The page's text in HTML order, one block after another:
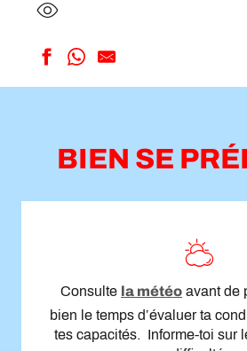
Les Ruinettes - Cabane Mont Fort
Levron - Col du Tronc - Col du Lein
Lourtier – Posodziet - Champsec
La Crevasse
Champsec - Lourtier
BIEN SE
Consulte la météo avant de
bien le temps d’évaluer ta
tes capacités. Informe-toi sur